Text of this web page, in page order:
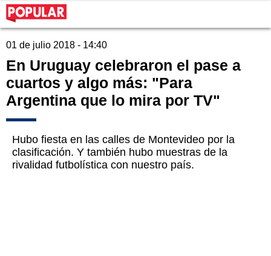
01 de julio 2018 - 14:40
En Uruguay celebraron el pase a
cuartos y algo más: "Para
Argentina que lo mira por TV"
Hubo fiesta en las calles de Montevideo por la
clasificación. Y también hubo muestras de la
rivalidad futbolística con nuestro país.